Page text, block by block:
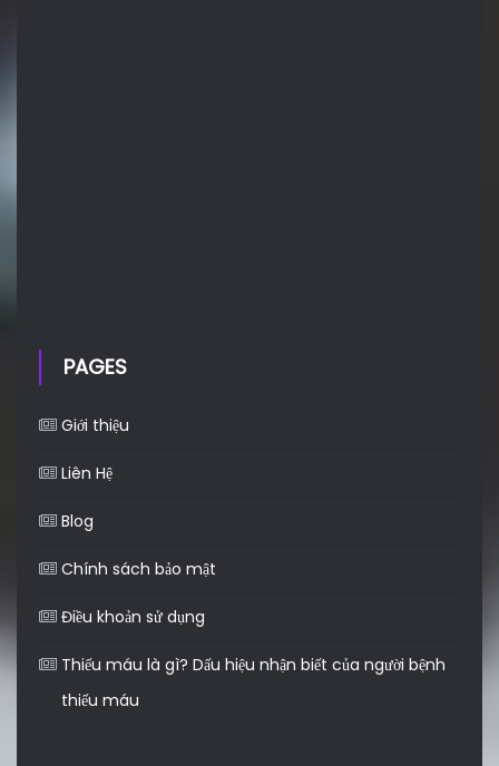
PAGES
Giới thiệu
Liên Hệ
Blog
Chính sách bảo mật
Điều khoản sử dụng
Thiếu máu là gì? Dấu hiệu nhận biết của người bệnh
thiếu máu